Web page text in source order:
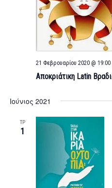
Αποκριάτικη Latin
21 Φεβρουαρίου 2020 @ 19:00
Ιούνιος 2021
ΤΡ
1